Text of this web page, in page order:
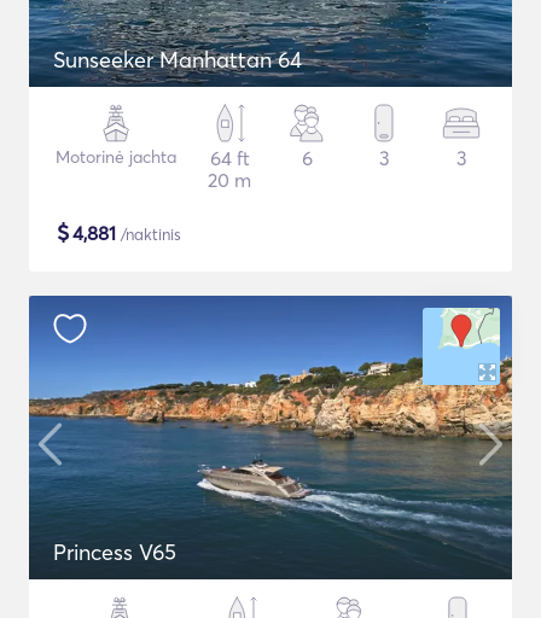
Sunseeker Manhattan 64
Motorinė jachta
64 ft
20 m
6 3 3
$4,881 /naktinis
Princess V65